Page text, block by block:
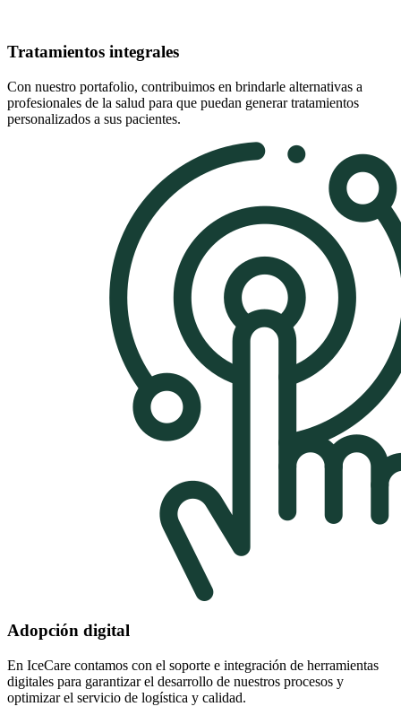
Tratamientos integrales
Con nuestro portafolio, contribuimos en brindarle alternativas a
profesionales de la salud para que puedan generar tratamientos
personalizados a sus pacientes.
Adopción digital
En IceCare contamos con el soporte e integración de herramientas
digitales para garantizar el desarrollo de nuestros procesos y
optimizar el servicio de logística y calidad.